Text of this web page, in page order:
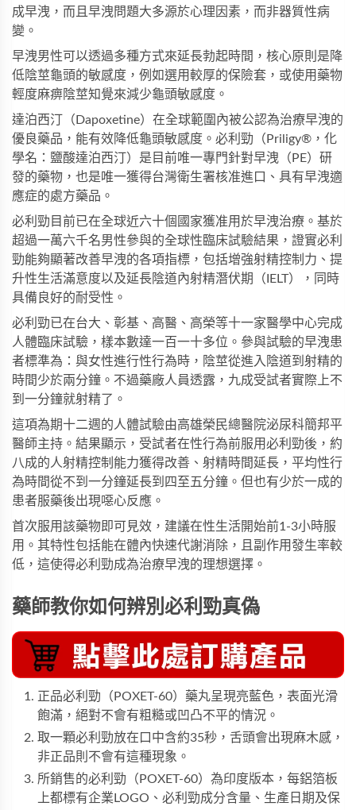
成早洩，而且早洩問題大多源於心理因素，而非器質性病
變。
早洩男性可以透過多種方式來延長勃起時間，核心原則是降
低陰莖龜頭的敏感度，例如選用較厚的保險套，或使用藥物
輕度麻痹陰莖知覺來減少龜頭敏感度。
達泊西汀（Dapoxetine）在全球範圍內被公認為治療早洩的
優良藥品，能有效降低龜頭敏感度。 必利勁 （Priligy®，化
學名：鹽酸達泊西汀）是目前唯一專門針對早洩（PE）研
發的藥物，也是唯一獲得台灣衛生署核准進口、具有早洩適
應症的處方藥品。
必利勁 目前已在全球近六十個國家獲准用於早洩治療。基於
超過一萬六千名男性參與的全球性臨床試驗結果，證實必利
勁能夠顯著改善早洩的各項指標，包括增強射精控制力、提
升性生活滿意度以及延長陰道內射精潛伏期（IELT），同時
具備良好的耐受性。
必利勁已在台大、彰基、高醫、高榮等十一家醫學中心完成
人體臨床試驗，樣本數達一百一十多位。參與試驗的早洩患
者標準為：與女性進行性行為時，陰莖從進入陰道到射精的
時間少於兩分鐘。不過藥廠人員透露，九成受試者實際上不
到一分鐘就射精了。
這項為期十二週的人體試驗由高雄榮民總醫院泌尿科簡邦平
醫師主持。結果顯示，受試者在性行為前服用必利勁後，約
八成的人射精控制能力獲得改善、射精時間延長，平均性行
為時間從不到一分鐘延長到四至五分鐘。但也有少於一成的
患者服藥後出現噁心反應。
首次服用該藥物即可見效，建議在性生活開始前1-3小時服
用。其特性包括能在體內快速代謝消除，且副作用發生率較
低，這使得必利勁成為治療早洩的理想選擇。
藥師教你如何辨別必利勁真偽
正品必利勁（POXET-60）藥丸呈現亮藍色，表面光滑
飽滿，絕對不會有粗糙或凹凸不平的情況。
取一顆必利勁放在口中含約35秒，舌頭會出現麻木感，
非正品則不會有這種現象。
所銷售的必利勁（POXET-60）為印度版本，每鋁箔板
上都標有企業LOGO、必利勁成分含量、生產日期及保